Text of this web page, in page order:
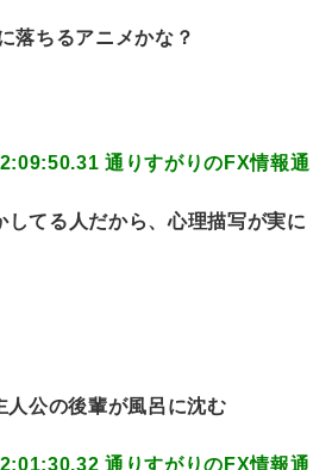
落ちるアニメかな？
通りすがりのFX情報通
してる人だから、心理描写が実に
公の後輩が風呂に沈む
通りすがりのFX情報通